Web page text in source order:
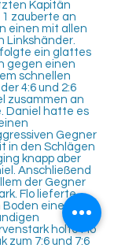
Kapitän
1 zauberte an
einen mit allen
Linkshänder.
ein glattes
gegen einen
schnellen
4:6 und 2:6
zusammen an
Daniel hatte es
Gegner
in den Schlägen
knapp aber
Anschließend
der Gegner
Flo lieferte
einen 2-
holte Flo
zum 7:6 und 7:6